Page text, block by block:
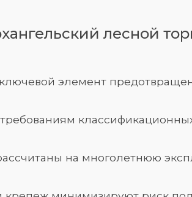
лесной
элемент
на многолетнюю